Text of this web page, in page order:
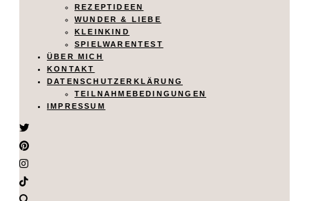
REZEPTIDEEN
WUNDER & LIEBE
KLEINKIND
SPIELWARENTEST
ÜBER MICH
KONTAKT
DATENSCHUTZERKLÄRUNG
TEILNAHMEBEDINGUNGEN
IMPRESSUM